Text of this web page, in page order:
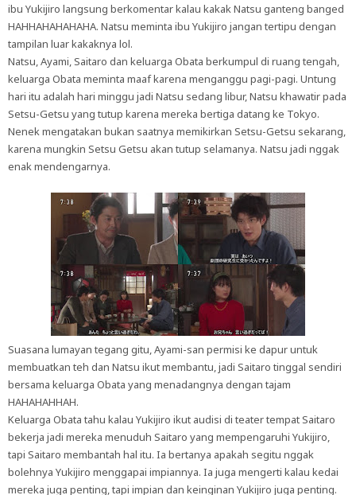
ibu Yukijiro langsung berkomentar kalau kakak Natsu ganteng banged
HAHHAHAHAHAHA. Natsu meminta ibu Yukijiro jangan tertipu dengan
tampilan luar kakaknya lol.
Natsu, Ayami, Saitaro dan keluarga Obata berkumpul di ruang tengah,
keluarga Obata meminta maaf karena menganggu pagi-pagi. Untung
hari itu adalah hari minggu jadi Natsu sedang libur, Natsu khawatir pada
Setsu-Getsu yang tutup karena mereka bertiga datang ke Tokyo.
Nenek mengatakan bukan saatnya memikirkan Setsu-Getsu sekarang,
karena mungkin Setsu Getsu akan tutup selamanya. Natsu jadi nggak
enak mendengarnya.
Suasana lumayan tegang gitu, Ayami-san permisi ke dapur untuk
membuatkan teh dan Natsu ikut membantu, jadi Saitaro tinggal sendiri
bersama keluarga Obata yang menadangnya dengan tajam
HAHAHAHHAH.
Keluarga Obata tahu kalau Yukijiro ikut audisi di teater tempat Saitaro
bekerja jadi mereka menuduh Saitaro yang mempengaruhi Yukijiro,
tapi Saitaro membantah hal itu. Ia bertanya apakah segitu nggak
bolehnya Yukijiro menggapai impiannya. Ia juga mengerti kalau kedai
mereka juga penting, tapi impian dan keinginan Yukijiro juga penting.